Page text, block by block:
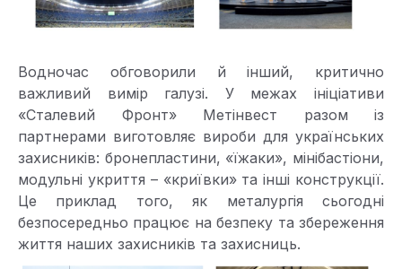
Водночас обговорили й інший, критично
важливий вимір галузі. У межах ініціативи
«Сталевий Фронт» Метінвест разом із
партнерами виготовляє вироби для українських
захисників: бронепластини, «їжаки», мінібастіони,
модульні укриття – «криївки» та інші конструкції.
Це приклад того, як металургія сьогодні
безпосередньо працює на безпеку та збереження
життя наших захисників та захисниць.